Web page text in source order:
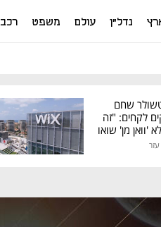
נדל"ן עולם משפט רכב
שחם
לקחים: "זה
'וואן מן' שואו